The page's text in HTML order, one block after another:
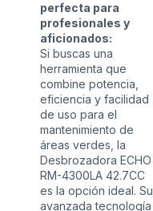
perfecta para
profesionales y
aficionados:
Si buscas una
herramienta que
combine potencia,
eficiencia y facilidad
de uso para el
mantenimiento de
áreas verdes, la
Desbrozadora ECHO
RM-4300LA 42.7CC
es la opción ideal. Su
avanzada tecnología